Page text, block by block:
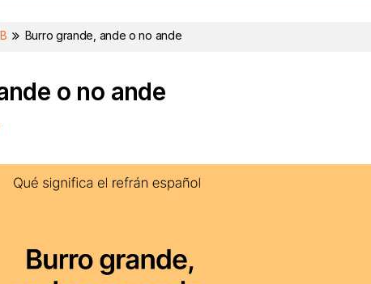
Burro grande, ande o no ande
o no ande